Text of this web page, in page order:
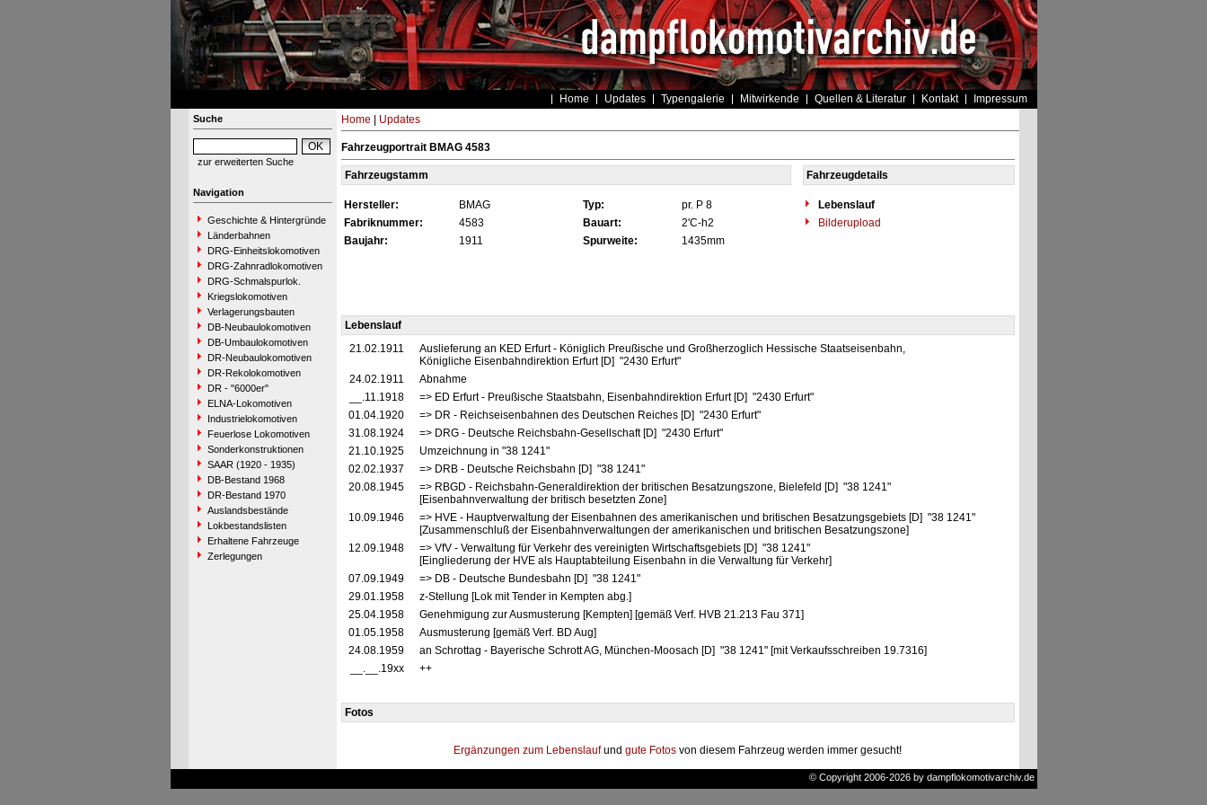
Home Updates Typengalerie Mitwirkende Quellen & Literatur Kontakt Impressum
Suche
zur erweiterten Suche
Navigation
Geschichte & Hintergründe
Länderbahnen
DRG-Einheitslokomotiven
DRG-Zahnradlokomotiven
DRG-Schmalspurlok.
Kriegslokomotiven
Verlagerungsbauten
DB-Neubaulokomotiven
DB-Umbaulokomotiven
DR-Neubaulokomotiven
DR-Rekolokomotiven
DR - "6000er"
ELNA-Lokomotiven
Industrielokomotiven
Feuerlose Lokomotiven
Sonderkonstruktionen
SAAR (1920 - 1935)
DB-Bestand 1968
DR-Bestand 1970
Auslandsbestände
Lokbestandslisten
Erhaltene Fahrzeuge
Zerlegungen
Home Updates
Fahrzeugportrait BMAG 4583
Fahrzeugstamm Fahrzeugdetails
Hersteller: BMAG Typ: pr. P 8
Lebenslauf
Fabriknummer:
4583 Bauart: 2'C-h2
Bilderupload
Baujahr:
1911 Spurweite: 1435mm
Lebenslauf
21.02.1911
Auslieferung an KED Erfurt - Königlich Preußische und Großherzoglich Hessische Staatseisenbahn,
Königliche Eisenbahndirektion Erfurt [D] "2430 Erfurt"
24.02.1911
Abnahme
__.11.1918
=> ED Erfurt - Preußische Staatsbahn, Eisenbahndirektion Erfurt [D] "2430 Erfurt"
01.04.1920
=> DR - Reichseisenbahnen des Deutschen Reiches [D] "2430 Erfurt"
31.08.1924
=> DRG - Deutsche Reichsbahn-Gesellschaft [D] "2430 Erfurt"
21.10.1925
Umzeichnung in "38 1241"
02.02.1937
=> DRB - Deutsche Reichsbahn [D] "38 1241"
20.08.1945
=> RBGD - Reichsbahn-Generaldirektion der britischen Besatzungszone, Bielefeld [D] "38 1241"
[Eisenbahnverwaltung der britisch besetzten Zone]
10.09.1946
=> HVE - Hauptverwaltung der Eisenbahnen des amerikanischen und britischen Besatzungsgebiets [D] "38 1241"
[Zusammenschluß der Eisenbahnverwaltungen der amerikanischen und britischen Besatzungszone]
12.09.1948
=> VfV - Verwaltung für Verkehr des vereinigten Wirtschaftsgebiets [D] "38 1241"
[Eingliederung der HVE als Hauptabteilung Eisenbahn in die Verwaltung für Verkehr]
07.09.1949
=> DB - Deutsche Bundesbahn [D] "38 1241"
29.01.1958
z-Stellung [Lok mit Tender in Kempten abg.]
25.04.1958
Genehmigung zur Ausmusterung [Kempten] [gemäß Verf. HVB 21.213 Fau 371]
01.05.1958
Ausmusterung [gemäß Verf. BD Aug]
24.08.1959
an Schrottag - Bayerische Schrott AG, München-Moosach [D] "38 1241" [mit Verkaufsschreiben 19.7316]
__.__.19xx
++
Fotos
Ergänzungen zum Lebenslaufund gute Fotos von diesem Fahrzeug werden immer gesucht!
© Copyright 2006-2026 by dampflokomotivarchiv.de